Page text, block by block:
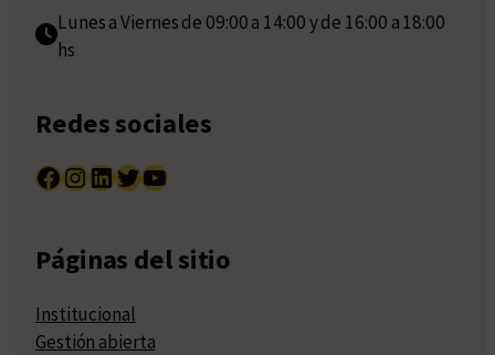
Lunes a Viernes de 09:00 a 14:00 y de 16:00 a 18:00
hs
Redes sociales
Facebook InstagramLinkedIn Twitter YouTube
Páginas del sitio
Institucional
Gestión abierta